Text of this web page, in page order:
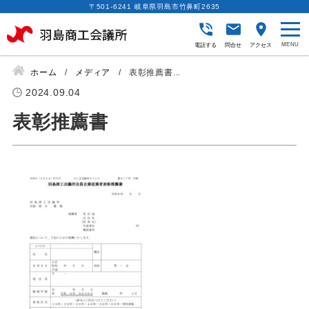
〒501-6241 岐阜県羽島市竹鼻町2635
電話する 問合せ アクセス
ホーム メディア 表彰推薦書...
2024.09.04
表彰推薦書